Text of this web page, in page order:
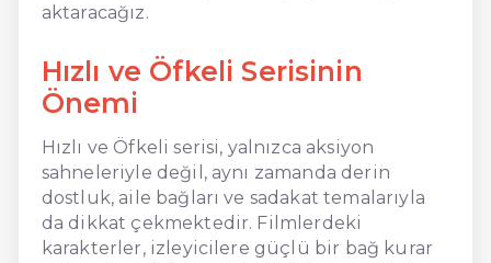
aktaracağız.
Hızlı ve Öfkeli Serisinin
Önemi
Hızlı ve Öfkeli serisi, yalnızca aksiyon
sahneleriyle değil, aynı zamanda derin
dostluk, aile bağları ve sadakat temalarıyla
da dikkat çekmektedir. Filmlerdeki
karakterler, izleyicilere güçlü bir bağ kurar